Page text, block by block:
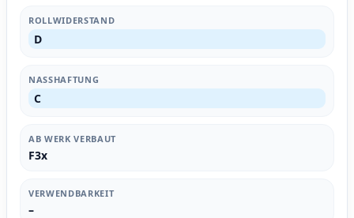
ROLLWIDERSTAND
D
NASSHAFTUNG
C
AB WERK VERBAUT
F3x
VERWENDBARKEIT
–